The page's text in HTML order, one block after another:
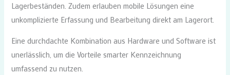
Lagerbeständen. Zudem erlauben mobile Lösungen eine
unkomplizierte Erfassung und Bearbeitung direkt am Lagerort.
Eine durchdachte Kombination aus Hardware und Software ist
unerlässlich, um die Vorteile smarter Kennzeichnung
umfassend zu nutzen.